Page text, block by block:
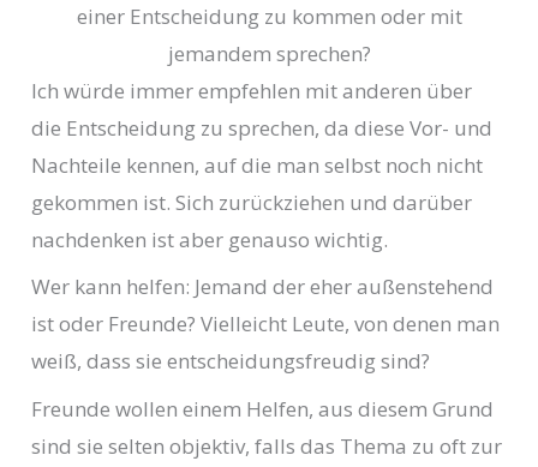
einer Entscheidung zu kommen oder mit
jemandem sprechen?
Ich würde immer empfehlen mit anderen über
die Entscheidung zu sprechen, da diese Vor- und
Nachteile kennen, auf die man selbst noch nicht
gekommen ist. Sich zurückziehen und darüber
nachdenken ist aber genauso wichtig.
Wer kann helfen: Jemand der eher außenstehend
ist oder Freunde? Vielleicht Leute, von denen man
weiß, dass sie entscheidungsfreudig sind?
Freunde wollen einem Helfen, aus diesem Grund
sind sie selten objektiv, falls das Thema zu oft zur